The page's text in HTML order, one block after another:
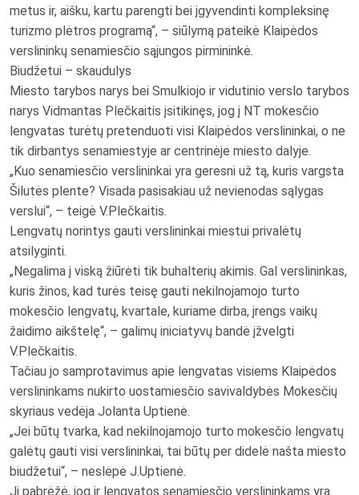
metus ir, aišku, kartu parengti bei įgyvendinti kompleksinę
turizmo plėtros programą“, – siūlymą pateikė Klaipėdos
verslininkų senamiesčio sąjungos pirmininkė.
Biudžetui – skaudulys
Miesto tarybos narys bei Smulkiojo ir vidutinio verslo tarybos
narys Vidmantas Plečkaitis įsitikinęs, jog į NT mokesčio
lengvatas turėtų pretenduoti visi Klaipėdos verslininkai, o ne
tik dirbantys senamiestyje ar centrinėje miesto dalyje.
„Kuo senamiesčio verslininkai yra geresni už tą, kuris vargsta
Šilutės plente? Visada pasisakiau už nevienodas sąlygas
verslui“, – teigė V.Plečkaitis.
Lengvatų norintys gauti verslininkai miestui privalėtų
atsilyginti.
„Negalima į viską žiūrėti tik buhalterių akimis. Gal verslininkas,
kuris žinos, kad turės teisę gauti nekilnojamojo turto
mokesčio lengvatų, kvartale, kuriame dirba, įrengs vaikų
žaidimo aikštelę“, – galimų iniciatyvų bandė įžvelgti
V.Plečkaitis.
Tačiau jo samprotavimus apie lengvatas visiems Klaipėdos
verslininkams nukirto uostamiesčio savivaldybės Mokesčių
skyriaus vedėja Jolanta Uptienė.
„Jei būtų tvarka, kad nekilnojamojo turto mokesčio lengvatų
galėtų gauti visi verslininkai, tai būtų per didelė našta miesto
biudžetui“, – neslėpė J.Uptienė.
Ji pabrėžė, jog ir lengvatos senamiesčio verslininkams yra